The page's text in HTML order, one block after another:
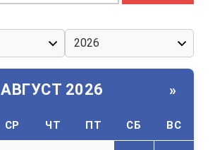
АВГУСТ 2026 »
СР ЧТ ПТ СБ ВС